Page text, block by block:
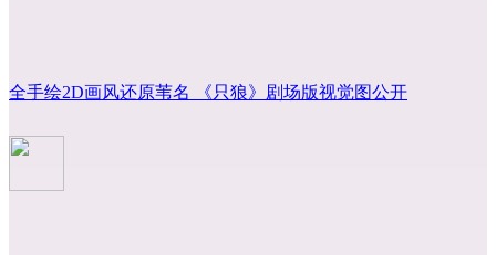
全手绘2D画风还原苇名 《只狼》剧场版视觉图公开